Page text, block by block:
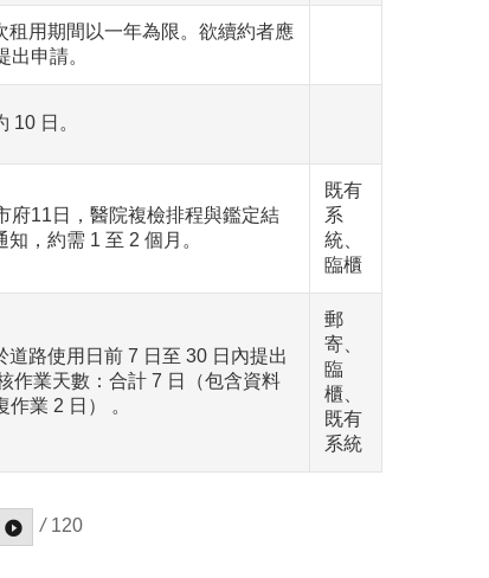
租用期間以一年為限。欲續約者應
出申請。
10 日。
府11日，醫院複檢排程與鑑定結
，約需 1 至 2 個月。
既有
系
統、
臨櫃
道路使用日前 7 日至 30 日內提出
作業天數：合計 7 日（包含資料
業 2 日） 。
郵
寄、
臨
櫃、
既有
系統
/ 120